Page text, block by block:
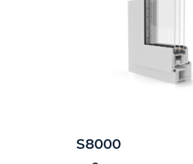
S8000